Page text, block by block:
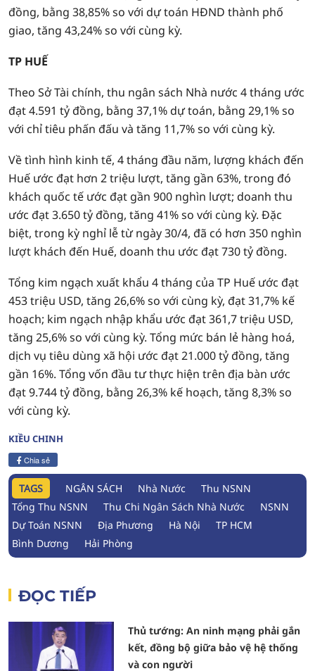
đồng, bằng 38,85% so với dự toán HĐND thành phố
giao, tăng 43,24% so với cùng kỳ.
TP HUẾ
Theo Sở Tài chính, thu ngân sách Nhà nước 4 tháng ước
đạt 4.591 tỷ đồng, bằng 37,1% dự toán, bằng 29,1% so
với chỉ tiêu phấn đấu và tăng 11,7% so với cùng kỳ.
Về tình hình kinh tế, 4 tháng đầu năm, lượng khách đến
Huế ước đạt hơn 2 triệu lượt, tăng gần 63%, trong đó
khách quốc tế ước đạt gần 900 nghìn lượt; doanh thu
ước đạt 3.650 tỷ đồng, tăng 41% so với cùng kỳ. Đặc
biệt, trong kỳ nghỉ lễ từ ngày 30/4, đã có hơn 350 nghìn
lượt khách đến Huế, doanh thu ước đạt 730 tỷ đồng.
Tổng kim ngạch xuất khẩu 4 tháng của TP Huế ước đạt
453 triệu USD, tăng 26,6% so với cùng kỳ, đạt 31,7% kế
hoạch; kim ngạch nhập khẩu ước đạt 361,7 triệu USD,
tăng 25,6% so với cùng kỳ. Tổng mức bán lẻ hàng hoá,
dịch vụ tiêu dùng xã hội ước đạt 21.000 tỷ đồng, tăng
gần 16%. Tổng vốn đầu tư thực hiện trên địa bàn ước
đạt 9.744 tỷ đồng, bằng 26,3% kế hoạch, tăng 8,3% so
với cùng kỳ.
KIỀU CHINH
Chia sẻ
TAGS NGÂN SÁCH Nhà Nước
Thu NSNN
Tổng Thu NSNN
Thu Chi Ngân Sách Nhà Nước
NSNN
Dự Toán NSNN
Địa Phương Hà Nội
TP HCM
Bình Dương
Hải Phòng
ĐỌC TIẾP
Thủ tướng: An ninh mạng phải gắn
kết, đồng bộ giữa bảo vệ hệ thống
và con người